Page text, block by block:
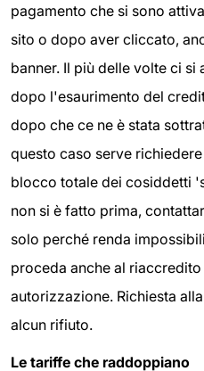
pagamento che si sono
sito o dopo aver cliccato,
banner. Il più delle volte ci
dopo l'esaurimento del
dopo che ce ne è stata
questo caso serve
blocco totale dei cosiddetti
non si è fatto prima,
solo perché renda
proceda anche al
autorizzazione. Richiesta
alcun rifiuto.
Le tariffe che raddoppiano